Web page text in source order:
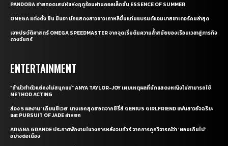
PANDORA ถ่ายทอดเสน่ห์แห่งฤดูร้อนผ่านคอลเล็กชั่น ESSENCE OF SUMMER
OMEGA แต่งตั้ง ชิน มินอา นักแสดงสาวชาวเกาหลีขึ้นแท่นแบรนด์แอมบาสซาเดอร์คนล่าสุด
เจาะประวัติศาสตร์ OMEGA SPEEDMASTER จากจุดเริ่มต้นความล้ำสมัยของเรือนเวลาสู่ภารกิจ
ดวงจันทร์
ENTERTAINMENT
“ถ้ามัวทำตัวแย่คงไม่สนุกแน่” ANYA TAYLOR-JOY เผยเหตุผลที่นักแสดงหญิงไม่สามารถใช้
METHOD ACTING
ส่อง 5 ผลงาน ‘เถียนซีเวย’ นางเอกสุดฮอตจากซีรี่ส์ GENIUS GIRLFRIEND แฟนสาวอัจฉริยะ
และ PURSUIT OF JADE ล่าหยก
ARIANA GRANDE ประกาศพักงานในวงการหลังจบทัวร์ จากการถูกวิจารณ์ว่า ‘ผอมเกินไป’
อย่างต่อเนื่อง